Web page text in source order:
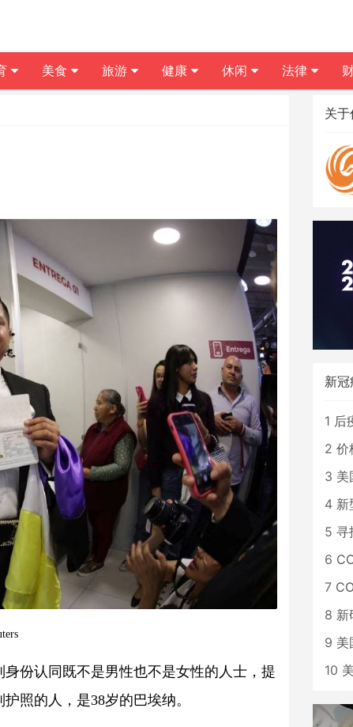
份认同既不是男性也不是女性的人士，提
照的人，是38岁的巴埃纳。
关
新
1 后
2 价
3 美
4 新
5 寻
6
7
8 新
9 美
10
美食 旅游 健康 休闲 法律